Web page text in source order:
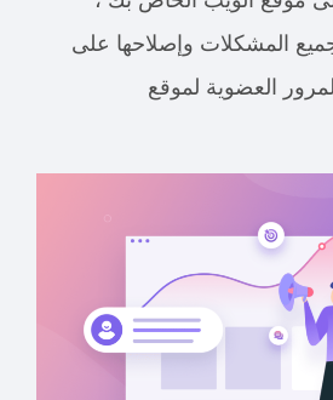
المشكلات وإصلاحها على
العضوية لموقع